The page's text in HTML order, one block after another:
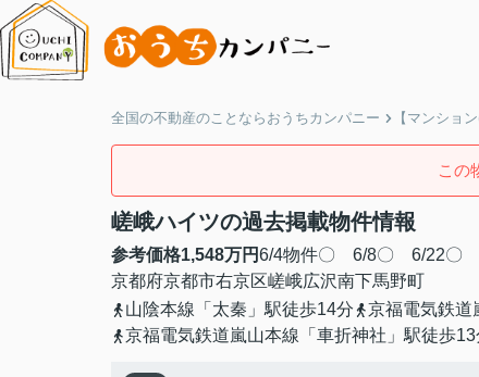
全国の不動産のことならおうちカンパニー 【マンショ
この
嵯峨ハイツの過去掲載物件情報
参考価格1,548万円6/4物件〇 6/8〇 6/22〇
京都府京都市右京区嵯峨広沢南下馬野町
山陰本線「太秦」駅徒歩14分
京福電気鉄道
京福電気鉄道嵐山本線「車折神社」駅徒歩13